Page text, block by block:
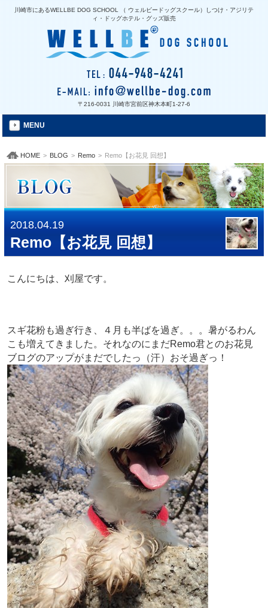
川崎市にあるWELLBE DOG SCHOOL （ ウェルビードッグスクール）しつけ・アジリテ
ィ・ドッグホテル・グッズ販売
〒216-0031 川崎市宮前区神木本町1-27-6
MENU
HOME > BLOG > Remo > Remo【お花見 回想】
2018.04.19
Remo【お花見 回想】
こんにちは、刈屋です。
スギ花粉も過ぎ行き、４月も半ばを過ぎ。。。暑がるわん
こも増えてきました。それなのにまだRemo君とのお花見
ブログのアップがまだでしたっ（汗）おそ過ぎっ！